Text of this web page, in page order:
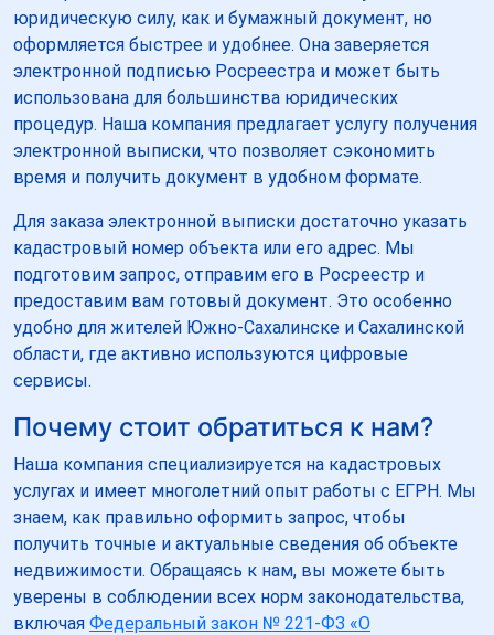
юридическую силу, как и бумажный документ, но
оформляется быстрее и удобнее. Она заверяется
электронной подписью Росреестра и может быть
использована для большинства юридических
процедур. Наша компания предлагает услугу получения
электронной выписки, что позволяет сэкономить
время и получить документ в удобном формате.
Для заказа электронной выписки достаточно указать
кадастровый номер объекта или его адрес. Мы
подготовим запрос, отправим его в Росреестр и
предоставим вам готовый документ. Это особенно
удобно для жителей Южно-Сахалинске и Сахалинской
области, где активно используются цифровые
сервисы.
Почему стоит обратиться к нам?
Наша компания специализируется на кадастровых
услугах и имеет многолетний опыт работы с ЕГРН. Мы
знаем, как правильно оформить запрос, чтобы
получить точные и актуальные сведения об объекте
недвижимости. Обращаясь к нам, вы можете быть
уверены в соблюдении всех норм законодательства,
включая Федеральный закон № 221-ФЗ «О